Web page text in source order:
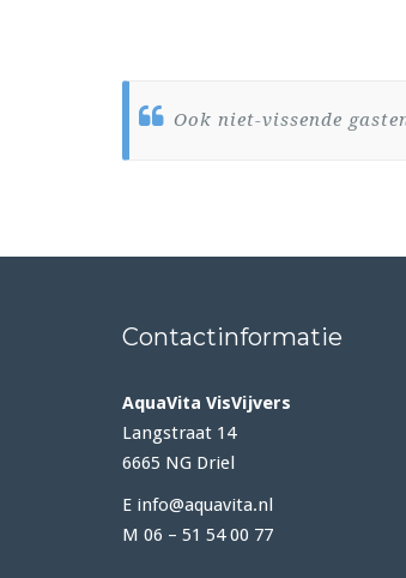
Ook niet-vissende
Contactinformatie
AquaVita VisVijvers
Langstraat 14
6665 NG Driel
E info@aquavita.nl
M 06 – 51 54 00 77